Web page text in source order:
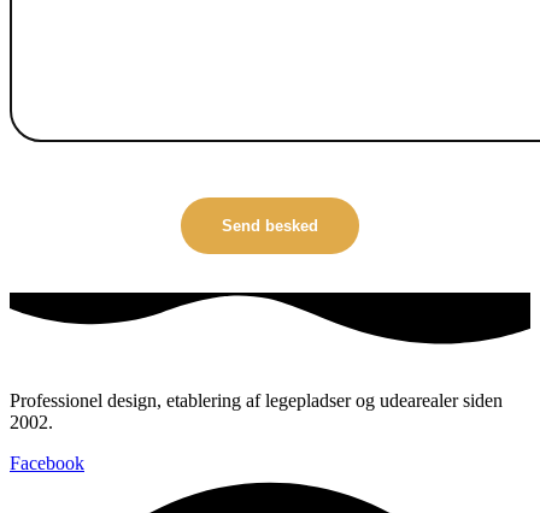
Professionel design, etablering af legepladser og udearealer siden
2002.
Facebook